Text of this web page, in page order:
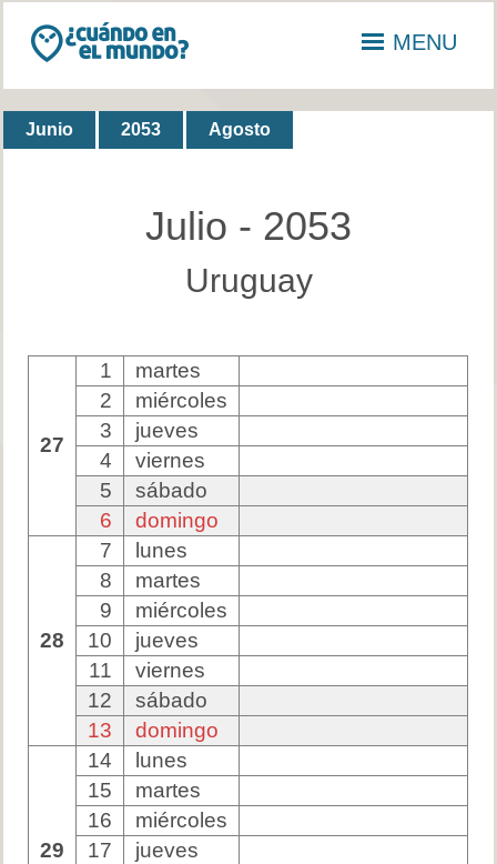
MENU
Junio 2053 Agosto
Julio - 2053
Uruguay
27
1
martes
2
miércoles
3
jueves
4
viernes
5
sábado
6
domingo
28
7
lunes
8
martes
9
miércoles
10
jueves
11
viernes
12
sábado
13
domingo
29
14
lunes
15
martes
16
miércoles
17
jueves